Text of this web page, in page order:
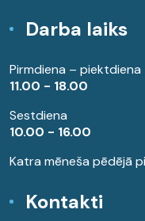
Darba laiks
Pirmdiena – piektdiena
11.00 - 18.00
Sestdiena
10.00 - 16.00
Katra mēneša pēdējā
Kontakti